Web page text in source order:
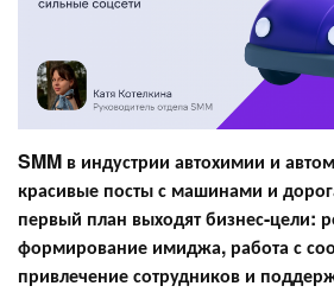
SMM в индустрии автохимии и
красивые посты с машинами и
первый план выходят бизнес-цели:
формирование имиджа, работа с
привлечение сотрудников и